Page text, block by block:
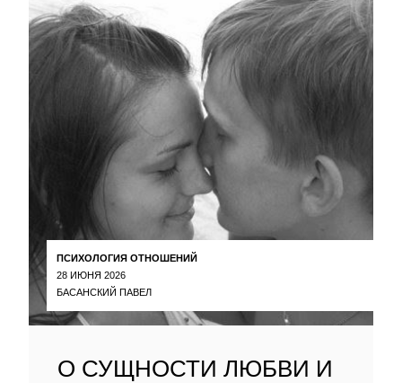
ПСИХОЛОГИЯ ОТНОШЕНИЙ
28 ИЮНЯ 2026
БАСАНСКИЙ ПАВЕЛ
О СУЩНОСТИ ЛЮБВИ И